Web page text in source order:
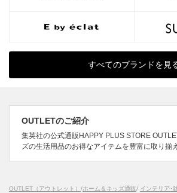
すべてのブランドを見
OUTLETのご紹介
集英社の公式通販HAPPY PLUS STORE
ズの生活用品のお得なアイテムを豊富に取り揃
OUTLET（アウトレット） /ホーム＆キッズ通販/ インテリア･